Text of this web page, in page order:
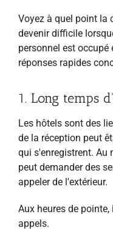
Voyez à quel point la
devenir difficile
personnel est
réponses rapides
1. Long temps
Les hôtels sont des
de la réception peut
qui s'enregistrent. Au
peut demander des
appeler de l'extérieur.
Aux heures de
appels.